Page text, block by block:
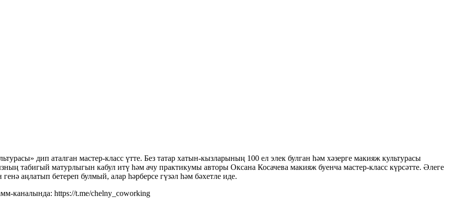
дип аталган мастер-класс үтте. Без татар хатын-кызларының 100 ел элек булган һәм хәзерге макияж культурасы
табигый матурлыгын кабул итү һәм ачу практикумы авторы Оксана Косачева макияж буенча мастер-класс күрсәтте. Әлеге
аңлатып бетереп булмый, алар һәрберсе гүзәл һәм бәхетле иде.
каналында: https://t.me/chelny_coworking